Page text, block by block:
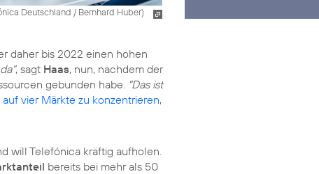
Deutschland / Bernhard Huber)
daher bis 2022 einen hohen
, sagt Haas, nun, nachdem der
gebunden habe. "Das ist
auf vier Märkte zu konzentrieren,
will Telefónica kräftig aufholen.
bereits bei mehr als 50